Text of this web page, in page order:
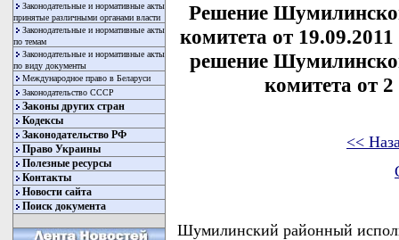
Законодательные и нормативные акты
принятые различными органами власти
Законодательные и нормативные акты
по темам
Законодательные и нормативные акты
по виду документы
Международное право в Беларуси
Законодательство СССР
Законы других стран
Кодексы
Законодательство РФ
Право Украины
Полезные ресурсы
Контакты
Новости сайта
Поиск документа
Решение
комитета от
решение
комитета от
<<
Шумилинский районный